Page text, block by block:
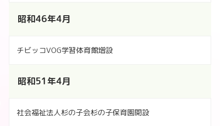
昭和46年4月
チビッコVOG学習体育館増設
昭和51年4月
社会福祉法人杉の子会杉の子保育園開設